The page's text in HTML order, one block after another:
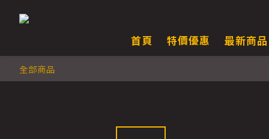
首頁 特價優惠 最新商品
全部商品